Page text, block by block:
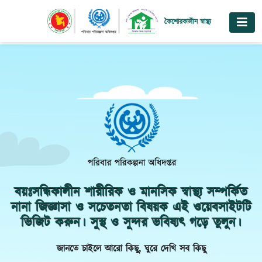
কৈশোরকালীন স্বাস্থ্য
বয়ঃসন্ধিকালীন শারীরিক ও মানসিক স্বাস্থ্য সম্পর্কিত
নানা জিজ্ঞাসা ও সচেতনতা বিষয়ক এই ওয়েবসাইটটি
ভিজিট করুন। সুস্থ ও সুন্দর ভবিষ্যৎ গড়ে তুলুন।
জানতে চাইলে আরো কিছু, ঘুরে দেখি সব কিছু